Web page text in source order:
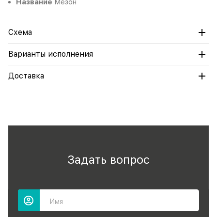
Название Мезон
Схема
Варианты исполнения
Доставка
Задать вопрос
Имя